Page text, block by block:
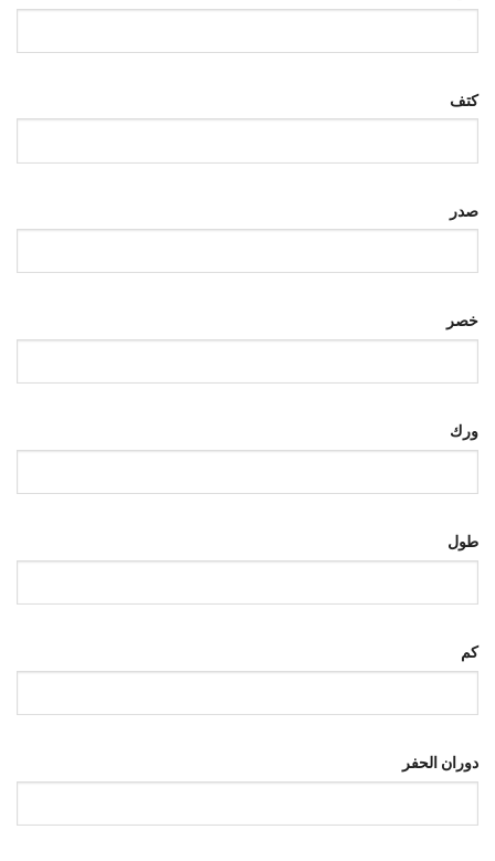
كتف
صدر
خصر
ورك
طول
كم
دوران الحفر